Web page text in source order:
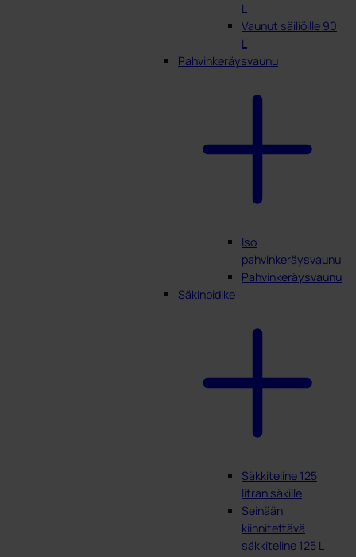
L
Vaunut säiliöille 90
L
Pahvinkeräysvaunu
Iso
pahvinkeräysvaunu
Pahvinkeräysvaunu
Säkinpidike
Säkkiteline 125
litran säkille
Seinään
kiinnitettävä
säkkiteline 125 L